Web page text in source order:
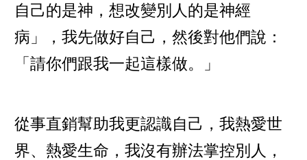
自己的是神，想改變別人的是神經
病」，我先做好自己，然後對他們說：
「請你們跟我一起這樣做。」
從事直銷幫助我更認識自己，我熱愛世
界、熱愛生命，我沒有辦法掌控別人，